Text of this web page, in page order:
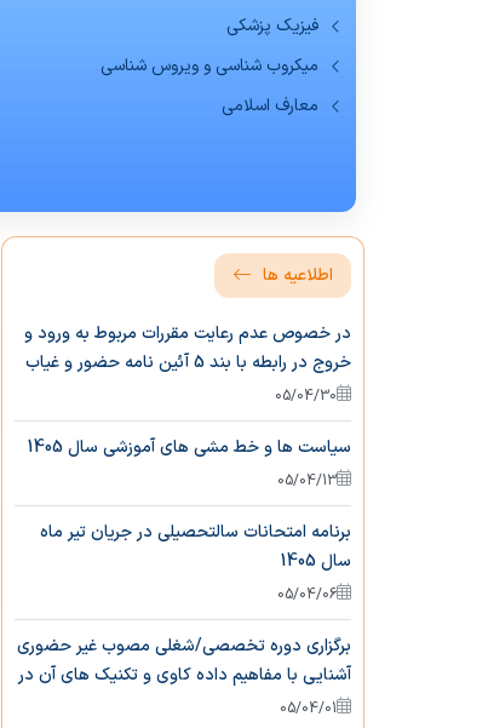
فیزیک پزشکی
میکروب شناسی و ویروس شناسی
معارف اسلامی
اطلاعیه ها
در خصوص عدم رعایت مقررات مربوط به ورود و
خروج در رابطه با بند 5 آئین نامه حضور و غیاب
کارکنان
05/04/30
سیاست ها و خط مشی های آموزشی سال 1405
05/04/13
برنامه امتحانات سالتحصیلی در جریان تیر ماه
سال 1405
05/04/06
برگزاری دوره تخصصی/شغلی مصوب غیر حضوری
آشنایی با مفاهیم داده کاوی و تکنیک های آن در
حوزه سلامت
05/04/01